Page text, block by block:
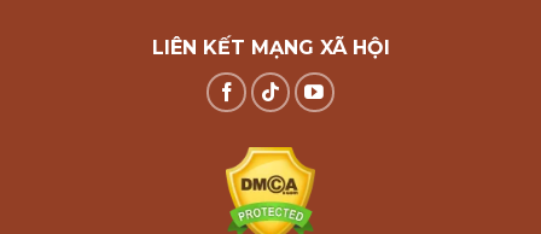
LIÊN KẾT MẠNG XÃ HỘI